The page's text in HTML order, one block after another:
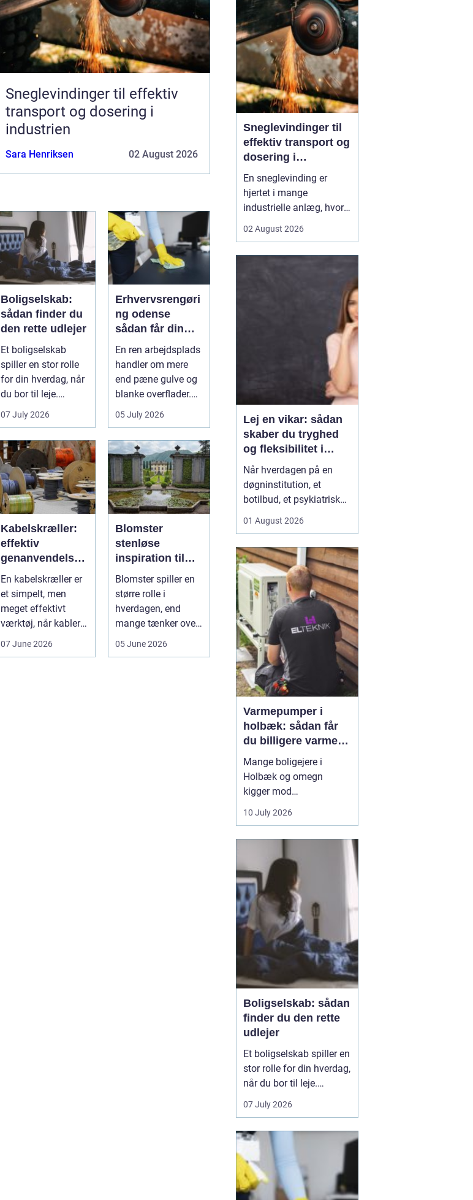
Sneglevindinger til effektiv
transport og dosering i
industrien
Sara Henriksen 02 August 2026
Boligselskab:
sådan finder du
den rette udlejer
Et boligselskab
spiller en stor rolle
for din hverdag, når
du bor til leje.
Huslejen, vedligeh...
07 July 2026
Erhvervsrengøri
ng odense
sådan får din
virksomhed
mest værdi for
pengene
En ren arbejdsplads
handler om mere
end pæne gulve og
blanke overflader.
Det påvirker både
arbejdsmi...
05 July 2026
Kabelskræller:
effektiv
genanvendelse
og bedre
økonomi i
kabelhåndtering
En kabelskræller er
et simpelt, men
meget effektivt
værktøj, når kabler
07 June 2026
Blomster
stenløse
inspiration til
hverdag og
særlige
øjeblikke
Blomster spiller en
større rolle i
hverdagen, end
mange tænker over.
05 June 2026
kun...
Sneglevindinger til
effektiv transport og
dosering i
industrien
En sneglevinding er
hjertet i mange
industrielle anlæg, hvor
doseres eller presses
driftsikkerheden ofte af,
02 August 2026
Lej en vikar: sådan
skaber du tryghed
og fleksibilitet i
hverdagen
Når hverdagen på en
døgninstitution, et
botilbud, et psykiatrisk
pludselig ændrer sig, kan
hænder opstå fra den
ene dag til den anden.
Sygdom, ferie, akutte
indskrivninger eller
komplekse borgersager
presser d...
01 August 2026
Varmepumper i
holbæk: sådan får
du billigere varme
og bedre indeklima
Mange boligejere i
Holbæk og omegn
kigger mod
varmepumper for at
sænke varmeregningen
varmepumpe udnytter
energien i luften udenfor
og omdanner den til
varme inde i huset. Det
er en enkel løsning, som
kan erstat...
10 July 2026
Boligselskab: sådan
finder du den rette
udlejer
Et boligselskab spiller en
stor rolle for din hverdag,
når du bor til leje.
Huslejen,
vedligeholdelsen,
med udlejer påvirker
både tryghed og trivsel.
Derfor giver det mening
at se nærmere på, hvad
07 July 2026